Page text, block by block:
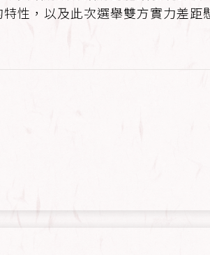
性，以及此次選舉雙方實力差